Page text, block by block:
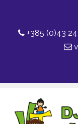
+385 (0)43